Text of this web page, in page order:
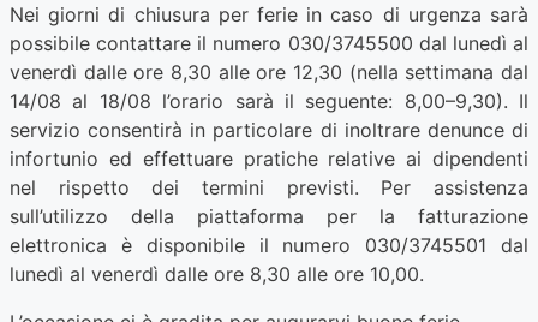
Nei giorni di chiusura per ferie in caso di urgenza sarà
possibile contattare il numero 030/3745500 dal lunedì al
venerdì dalle ore 8,30 alle ore 12,30 (nella settimana dal
14/08 al 18/08 l’orario sarà il seguente: 8,00–9,30). Il
servizio consentirà in particolare di inoltrare denunce di
infortunio ed effettuare pratiche relative ai dipendenti
nel rispetto dei termini previsti. Per assistenza
sull’utilizzo della piattaforma per la fatturazione
elettronica è disponibile il numero 030/3745501 dal
lunedì al venerdì dalle ore 8,30 alle ore 10,00.